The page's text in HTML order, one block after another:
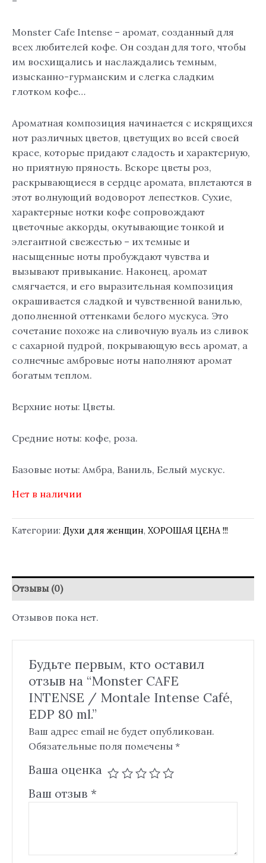
Monster Cafe Intense – аромат, созданный для
всех любителей кофе. Он создан для того, чтобы
им восхищались и наслаждались темным,
изысканно-гурманским и слегка сладким
глотком кофе…
Ароматная композиция начинается с искрящихся
нот различных цветов, цветущих во всей своей
красе, которые придают сладость и характерную,
но приятную пряность. Вскоре цветы роз,
раскрывающиеся в сердце аромата, вплетаются в
этот волнующий водоворот лепестков. Сухие,
характерные нотки кофе сопровождают
цветочные аккорды, окутывающие тонкой и
элегантной свежестью – их темные и
насыщенные ноты пробуждают чувства и
вызывают привыкание. Наконец, аромат
смягчается, и его выразительная композиция
окрашивается сладкой и чувственной ванилью,
дополненной оттенками белого мускуса. Это
сочетание похоже на сливочную вуаль из сливок
с сахарной пудрой, покрывающую весь аромат, а
солнечные амбровые ноты наполняют аромат
богатым теплом.
Верхние ноты: Цветы.
Средние ноты: кофе, роза.
Базовые ноты: Амбра, Ваниль, Белый мускус.
Нет в наличии
Категории: Духи для женщин, ХОРОШАЯ ЦЕНА !!!
Отзывы (0)
Отзывов пока нет.
Будьте первым, кто оставил
отзыв на “Monster CAFE
INTENSE / Montale Intense Café,
EDP 80 ml.”
Ваш адрес email не будет опубликован.
Обязательные поля помечены *
Ваша оценка
Ваш отзыв *